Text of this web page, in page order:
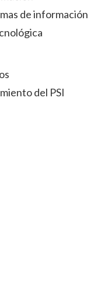
de información
del PSI